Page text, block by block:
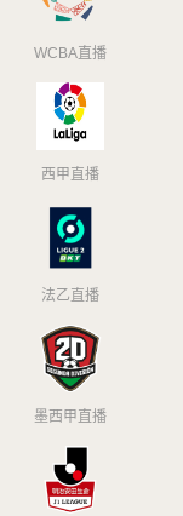
WCBA直播
西甲直播
法乙直播
墨西甲直播